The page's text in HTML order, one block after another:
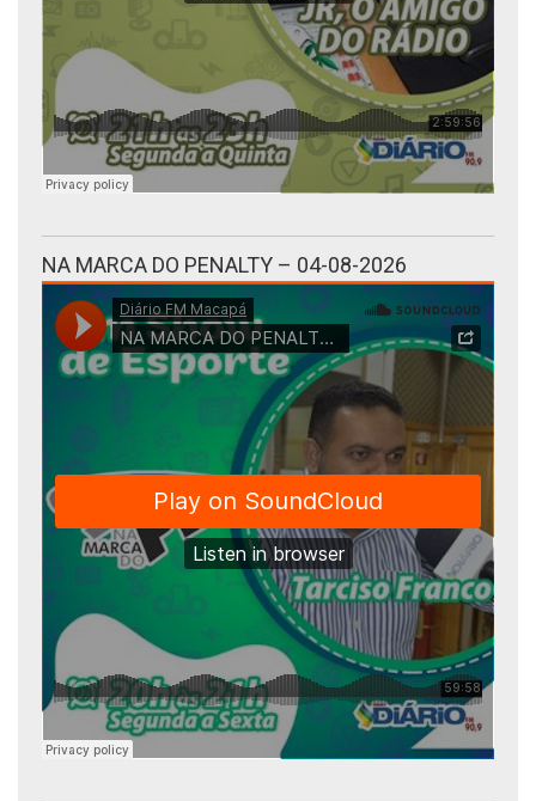
NA MARCA DO PENALTY – 04-08-2026